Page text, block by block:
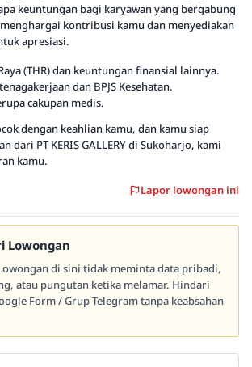
keuntungan bagi karyawan yang bergabung
kontribusi kamu dan menyediakan
apresiasi.
(THR) dan keuntungan finansial lainnya.
dan BPJS Kesehatan.
cakupan medis.
dengan keahlian kamu, dan kamu siap
dari PT KERIS GALLERY di Sukoharjo, kami
kamu.
Lapor lowongan ini
Lowongan
di sini tidak meminta data pribadi,
atau pungutan ketika melamar. Hindari
Form / Grup Telegram tanpa keabsahan